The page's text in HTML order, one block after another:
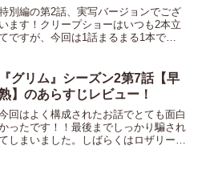
別編の第2話、実写バージョンでござ
います！クリープショーはいつも2本立
ですが、今回は1話まるまる1本で、
リープショーはHuluで見ることができま
！ ※以下ネタバレ...
『グリム』シーズン2第7話【早
】のあらすじレビュー！
回はよく構成されたお話でとても面白
ったです！！最後までしっかり騙され
しまいました。しばらくはロザリーの